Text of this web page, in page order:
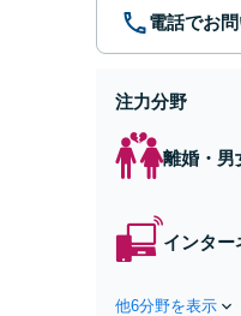
電話でお
注力分野
離婚・男
インター
他6分野を表示